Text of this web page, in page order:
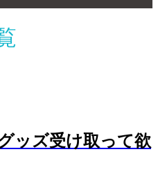
ズ受け取って欲